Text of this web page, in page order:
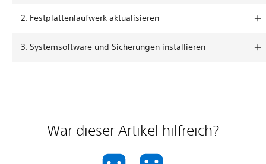
2. Festplattenlaufwerk aktualisieren
3. Systemsoftware und Sicherungen installieren
War dieser Artikel hilfreich?